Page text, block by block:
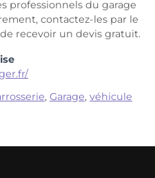
professionnels du garage
contactez-les par le
recevoir un devis gratuit.
, Garage, véhicule